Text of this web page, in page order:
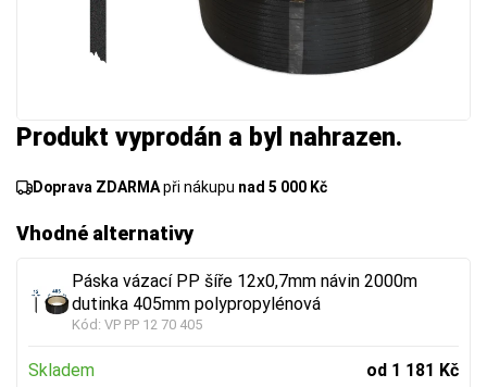
Produkt vyprodán a byl nahrazen.
Doprava ZDARMApři nákupu nad 5 000 Kč
Vhodné alternativy
Páska vázací PP šíře 12x0,7mm návin 2000m
dutinka 405mm polypropylénová
Kód: VP PP 12 70 405
Skladem od 1 181 Kč